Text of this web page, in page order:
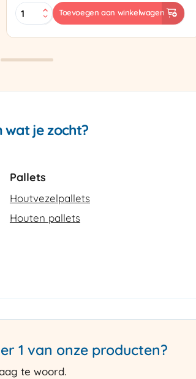
Sealtang
Super
Toevoegen aan winkelwagen
je zocht?
Pallets
Houtvezelpallets
Houten pallets
1 van onze producten?
te woord.